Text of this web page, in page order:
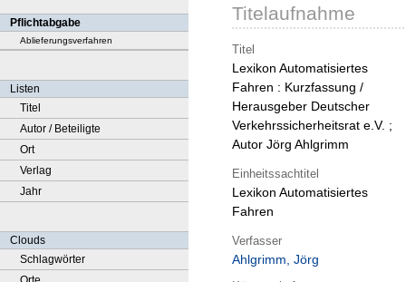
Pflichtabgabe
Ablieferungsverfahren
Listen
Titel
Autor / Beteiligte
Ort
Verlag
Jahr
Clouds
Schlagwörter
Titelaufnahme
Titel
Lexikon Automatisiertes
Fahren : Kurzfassung /
Herausgeber Deutscher
Verkehrssicherheitsrat e.V. ;
Autor Jörg Ahlgrimm
Einheitssachtitel
Lexikon Automatisiertes
Fahren
Verfasser
Ahlgrimm, Jörg